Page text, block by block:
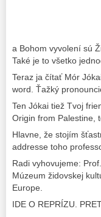
a Bohom vyvolení sú
Také je to všetko
Teraz ja čítať Mór
word. Ťažký
Ten Jókai tiež Tvoj
Origin from Palestine,
Hlavne, že stojím
addresse toho
Radi vyhovujeme:
Múzeum židovskej
Europe.
IDE O REPRÍZU.